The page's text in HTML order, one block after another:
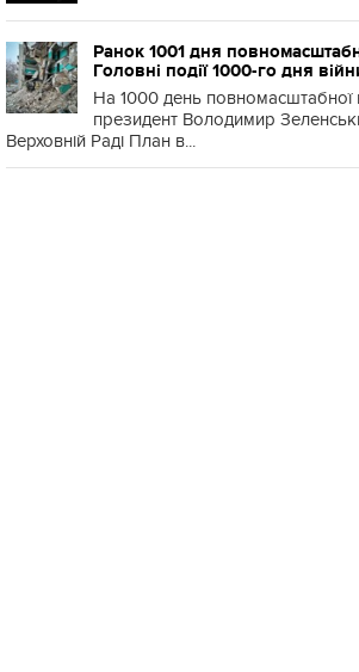
Ранок 1001 дня
Головні події 1000-го дня
На 1000 день повномасштабної
президент Володимир
Верховній Раді План в...